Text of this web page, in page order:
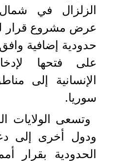
الزلزال في
عرض مشروع قرار
حدودية إضافية
على فتحها
الإنسانية إلى
سوريا.
وتسعى الولايات
ودول أخرى إلى
الحدودية بقرار